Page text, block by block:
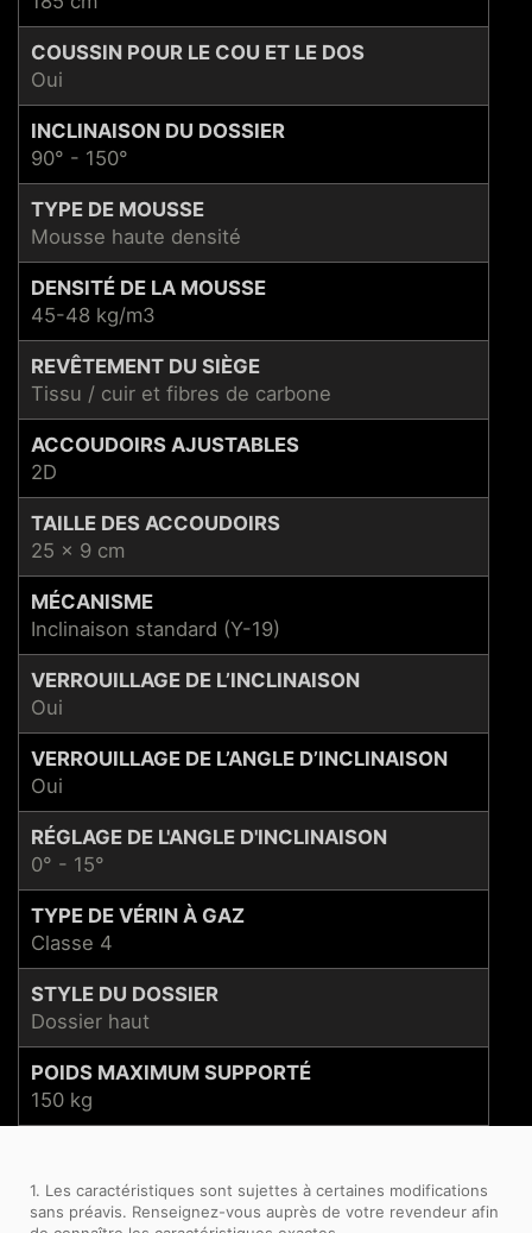
COUSSIN POUR LE COU ET LE DOS
Oui
INCLINAISON DU DOSSIER
90° - 150°
TYPE DE MOUSSE
Mousse haute densité
DENSITÉ DE LA MOUSSE
45-48 kg/m3
REVÊTEMENT DU SIÈGE
Tissu / cuir et fibres de carbone
ACCOUDOIRS AJUSTABLES
2D
TAILLE DES ACCOUDOIRS
25 x 9 cm
MÉCANISME
Inclinaison standard (Y-19)
VERROUILLAGE DE L’INCLINAISON
Oui
VERROUILLAGE DE L’ANGLE D’INCLINAISON
Oui
RÉGLAGE DE L'ANGLE D'INCLINAISON
0° - 15°
TYPE DE VÉRIN À GAZ
Classe 4
STYLE DU DOSSIER
Dossier haut
POIDS MAXIMUM SUPPORTÉ
150 kg
1. Les caractéristiques sont sujettes à certaines modifications
sans préavis. Renseignez-vous auprès de votre revendeur afin